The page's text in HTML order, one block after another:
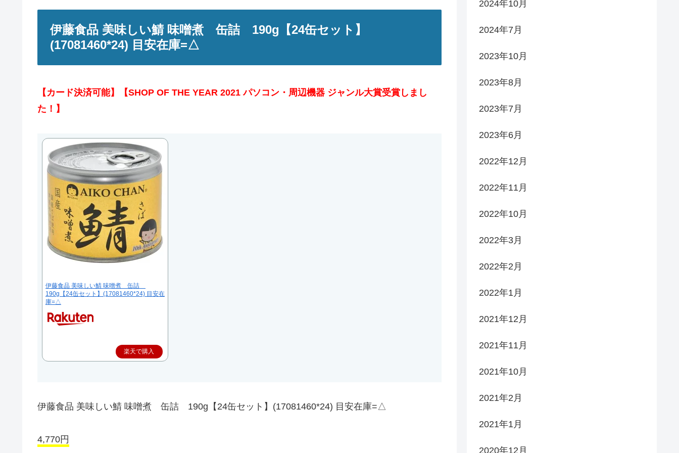
伊藤食品 美味しい鯖 味噌煮 缶詰 190g【24缶セット】
(17081460*24) 目安在庫=△
【カード決済可能】【SHOP OF THE YEAR 2021 パソコン・周辺機器 ジャンル大賞受賞しまし
た！】
伊藤食品 美味しい鯖 味噌煮 缶詰
190g【24缶セット】(17081460*24) 目安在
庫=△
楽天で購入
伊藤食品 美味しい鯖 味噌煮 缶詰 190g【24缶セット】(17081460*24) 目安在庫=△
4,770円
2024年10月
2024年7月
2023年10月
2023年8月
2023年7月
2023年6月
2022年12月
2022年11月
2022年10月
2022年3月
2022年2月
2022年1月
2021年12月
2021年11月
2021年10月
2021年2月
2021年1月
2020年12月